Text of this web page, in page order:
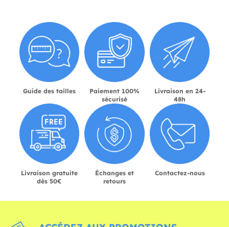
Guide des tailles
Paiement 100%
sécurisé
Livraison en 24-
48h
Livraison gratuite
dès 50€
Échanges et
retours
Contactez-nous